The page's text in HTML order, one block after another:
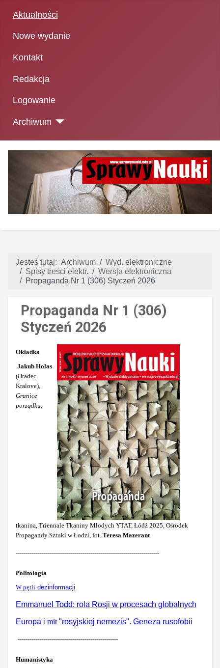
Aktualności
Nowe wydanie
Kontakt
Redakcja
Logowanie
Archiwum
Jesteś tutaj: Archiwum
Wyd. elektroniczne
Spisy treści elektr.
Wersja elektroniczna
Propaganda Nr 1 (306) Styczeń 2026
Propaganda Nr 1 (306)
Styczeń 2026
Okładka
Jakub Holas
(Hradec
Kralove)
Granice
porządku,
tkanina, Triennale Tkaniny Młodych YTAT, Łódź 2025, Ośrodek
Propagandy Sztuki w Łodzi, fot. Teresa Mazerant
-------------------------------------------------------------------------
Politologia
W pętli dezinformacji
Emmanuel Todd: rola Rosji w procesach globalnych
Europa i mit "rosyjskiej nemezis". Geneza rusofobii
---------------------------------------------------
Humanistyka